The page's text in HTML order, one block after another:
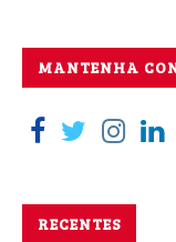
MANTENHA
RECENTES